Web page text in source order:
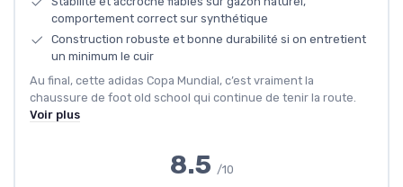
comportement correct sur synthétique
Construction robuste et bonne durabilité si on entretient
un minimum le cuir
Au final, cette adidas Copa Mundial, c’est vraiment la
chaussure de foot old school qui continue de tenir la route.
Voir plus
8.5 /10